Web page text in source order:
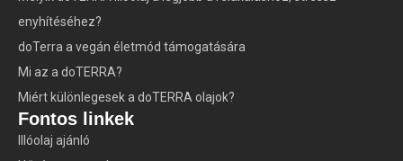
enyhítéséhez?
doTerra a vegán életmód támogatására
Mi az a doTERRA?
Miért különlegesek a doTERRA olajok?
Fontos linkek
Illóolaj ajánló